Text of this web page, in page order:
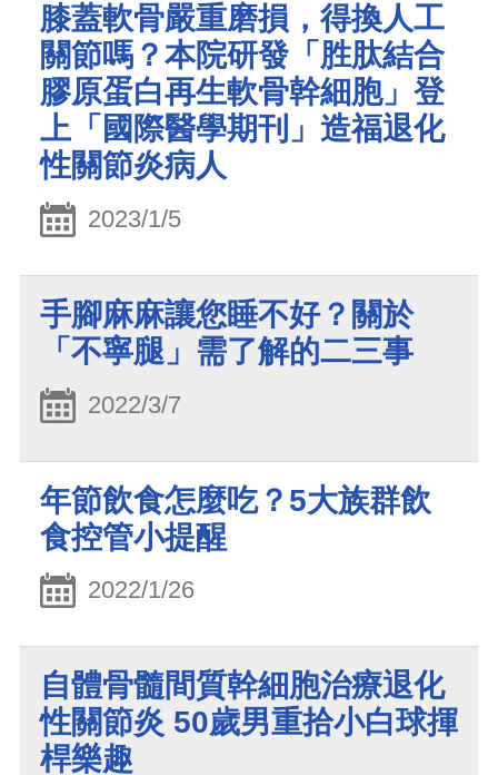
膝蓋軟骨嚴重磨損，得換人工
關節嗎？本院研發「胜肽結合
膠原蛋白再生軟骨幹細胞」登
上「國際醫學期刊」造福退化
性關節炎病人
2023/1/5
手腳麻麻讓您睡不好？關於
「不寧腿」需了解的二三事
2022/3/7
年節飲食怎麼吃？5大族群飲
食控管小提醒
2022/1/26
自體骨髓間質幹細胞治療退化
性關節炎 50歲男重拾小白球揮
桿樂趣